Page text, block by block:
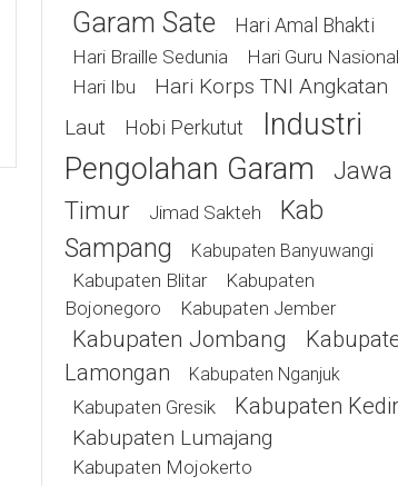
Garam Sate Hari Amal Bhakti
Hari Braille Sedunia
Hari Guru Nasional
Hari Ibu
Hari Korps TNI Angkatan
Laut
Hobi Perkutut
Industri
Pengolahan Garam
Jawa
Timur
Jimad Sakteh
Kab
Sampang
Kabupaten Banyuwangi
Kabupaten Blitar
Kabupaten
Bojonegoro
Kabupaten Jember
Kabupaten Jombang
Lamongan
Kabupaten Nganjuk
Kabupaten Gresik Kabupaten
Kabupaten Lumajang
Kabupaten Mojokerto